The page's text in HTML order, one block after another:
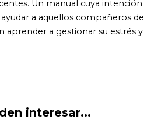
interesar...